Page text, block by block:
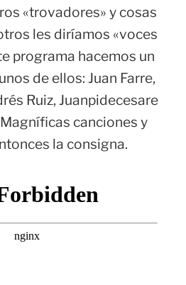
«trovadores» y cosas
les diríamos «voces
programa hacemos un
de ellos: Juan Farre,
Ruiz, Juanpidecesare
canciones y
la consigna.